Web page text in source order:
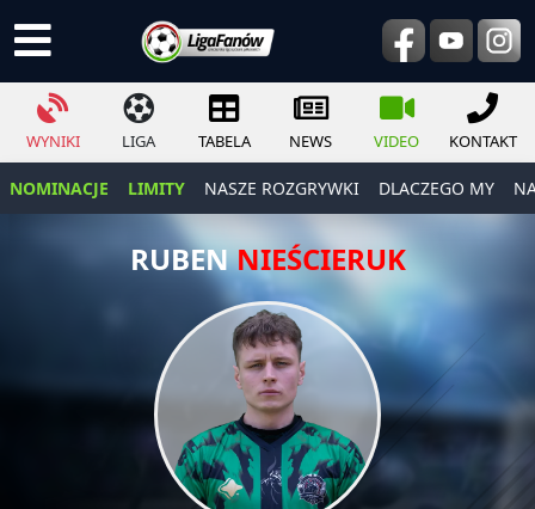
WYNIKI LIGA TABELA NEWS VIDEO KONTAKT
NOMINACJE LIMITY NASZE ROZGRYWKI DLACZEGO MY
RUBENNIEŚCIERUK